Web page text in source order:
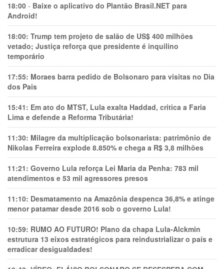
18:00 - Baixe o aplicativo do Plantão Brasil.NET para
Android!
18:00: Trump tem projeto de salão de US$ 400 milhões
vetado; Justiça reforça que presidente é inquilino
temporário
17:55: Moraes barra pedido de Bolsonaro para visitas no Dia
dos Pais
15:41: Em ato do MTST, Lula exalta Haddad, critica a Faria
Lima e defende a Reforma Tributária!
11:30: Milagre da multiplicação bolsonarista: patrimônio de
Nikolas Ferreira explode 8.850% e chega a R$ 3,8 milhões
11:21: Governo Lula reforça Lei Maria da Penha: 783 mil
atendimentos e 53 mil agressores presos
11:10: Desmatamento na Amazônia despenca 36,8% e atinge
menor patamar desde 2016 sob o governo Lula!
10:59: RUMO AO FUTURO! Plano da chapa Lula-Alckmin
estrutura 13 eixos estratégicos para reindustrializar o país e
erradicar desigualdades!